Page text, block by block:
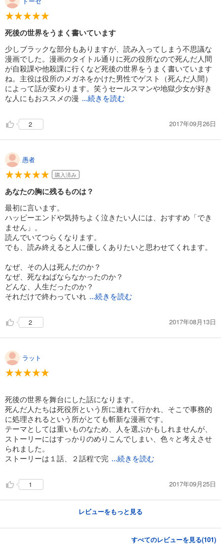
あらすじを表示する
死役所 20巻【電子特典付き】
638円 (税込)
カート
試し読み
あらすじを表示する
あらすじを表示する
死役所 22巻【電子特典付き】
あらすじを表示する
726円 (税込)
死役所 25巻
792円 (税込)
試し読み
カート
死役所 27巻【電子特典付き】
死後の世界をうまく書いています
少しブラックな部分もありますが、読み入ってしまう不思議な
漫画でした。漫画のタイトル通りに死の役所なので死んだ人間
が自殺課や他殺課に行くなど死後の世界をうまく書いています
ね。主役は役所のメガネをかけた男性でゲスト（死んだ人間）
によって話が変わります。笑うセールスマンや地獄少女が好き
な人にもおススメの漫 ...続きを読む
2 2017年09月26日
愚者
購入済み
あなたの胸に残るものは？
最初に言います。
ハッピーエンドや気持ちよく泣きたい人には、おすすめ「でき
ません」。
読んでいてつらくなります。
でも、読み終えると人に優しくありたいと思わせてくれます。
なぜ、その人は死んだのか？
なぜ、死なねばならなかったのか？
どんな、人生だったのか？
それだけで終わっていれ ...続きを読む
2 2017年08月13日
ラット
死後の世界を舞台にした話になります。
死んだ人たちは死役所という所に連れて行かれ、そこで事務的
に処理されるという所がとても斬新な漫画です。
テーマとしては重いものなため、人を選ぶかもしれませんが、
ストーリーにはすっかりのめりこんでしまい、色々と考えさせ
られました。
ストーリーは１話、２話程で完 ...続きを読む
1 2017年09月25日
レビューをもっと見る
すべてのレビューを見る(101)